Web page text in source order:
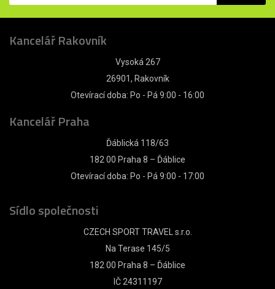
Kancelář Rakovník
Vysoká 267
26901, Rakovník
Otevírací doba: Po - Pá 9:00 - 16:00
Kancelář Praha
Ďáblická 118/63
182 00 Praha 8 – Ďáblice
Otevírací doba: Po - Pá 9:00 - 17:00
Sídlo společnosti
CZECH SPORT TRAVEL s.r.o.
Na Terase 145/5
182 00 Praha 8 – Ďáblice
IČ 24311197